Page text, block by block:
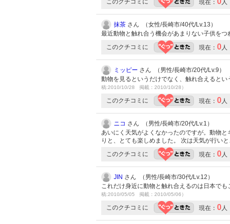
このクチコミに 現在： 人
抹茶 さん （女性/長崎市/40代/Lv.13）
最近動物と触れ合う機会があまりない子供をつ
このクチコミに 現在： 0人
ミッピー さん （男性/長崎市/20代/Lv.9）
動物を見るというだけでなく、触れ合えると
稿:2010/10/28 掲載：2010/10/28）
このクチコミに 現在： 0人
ニコ さん （男性/長崎市/20代/Lv.1）
あいにく天気がよくなかったのですが。動物
りと、とても楽しめました。 次は天気が行い
このクチコミに 現在： 0人
JIN さん （男性/長崎市/30代/Lv.12）
これだけ身近に動物と触れ合えるのは日本で
稿:2010/05/05 掲載：2010/05/06）
このクチコミに 現在： 0人